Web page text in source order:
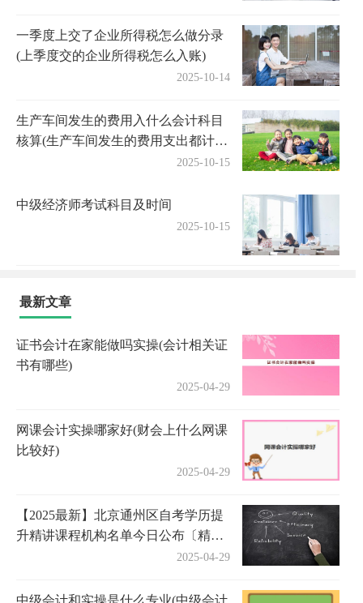
一季度上交了企业所得税怎么做分录
(上季度交的企业所得税怎么入账)
2025-10-14
生产车间发生的费用入什么会计科目
核算(生产车间发生的费用支出都计入
2025-10-15
中级经济师考试科目及时间
2025-10-15
最新文章
证书会计在家能做吗实操(会计相关证
书有哪些)
2025-04-29
网课会计实操哪家好(财会上什么网课
比较好)
2025-04-29
【2025最新】北京通州区自考学历提
升精讲课程机构名单今日公布〔精选
2025-04-29
中级会计和实操是什么专业(中级会计